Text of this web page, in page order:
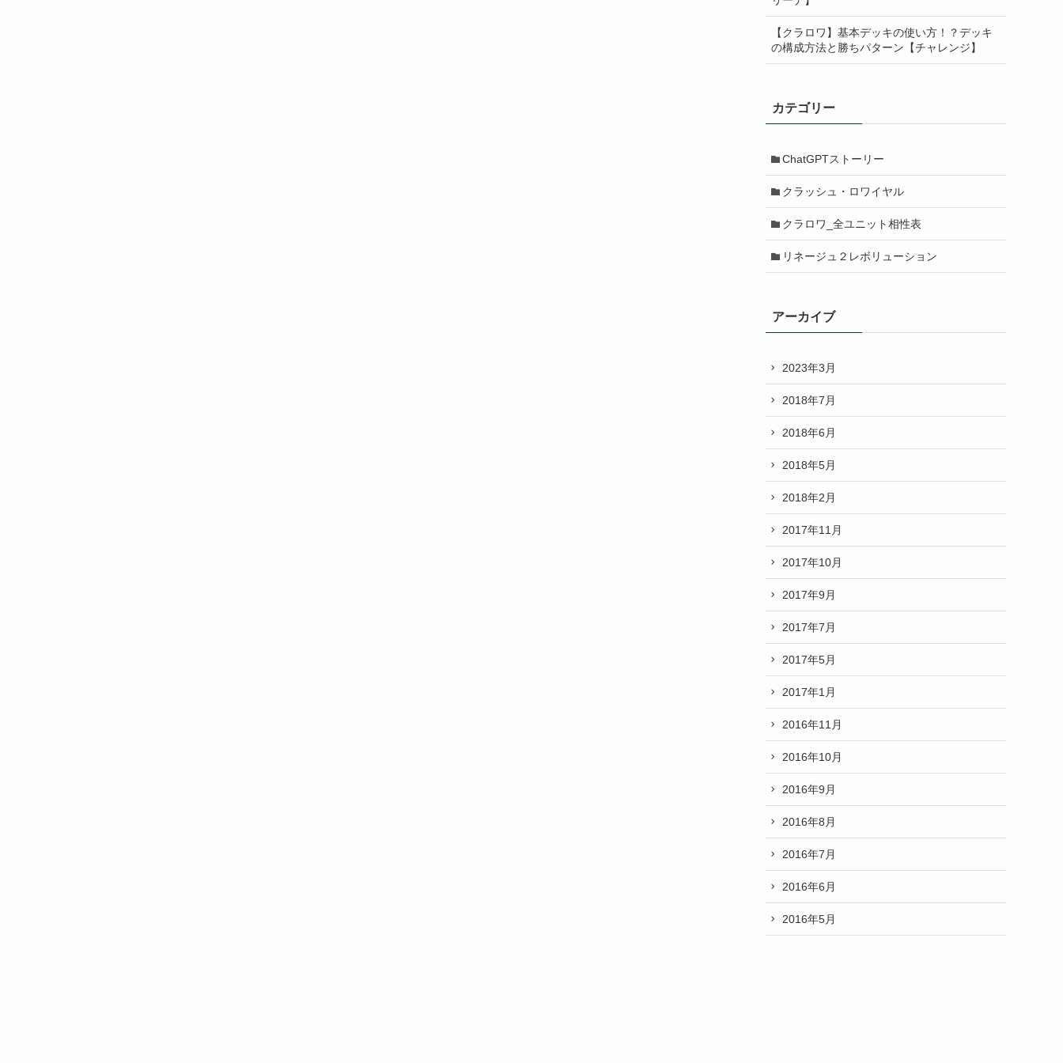
【クラロワ】基本デッキの使い方！？デッキ
の構成方法と勝ちパターン【チャレンジ】
カテゴリー
ChatGPTストーリー
クラッシュ・ロワイヤル
クラロワ_全ユニット相性表
リネージュ２レボリューション
アーカイブ
2023年3月
2018年7月
2018年6月
2018年5月
2018年2月
2017年11月
2017年10月
2017年9月
2017年7月
2017年5月
2017年1月
2016年11月
2016年10月
2016年9月
2016年8月
2016年7月
2016年6月
2016年5月